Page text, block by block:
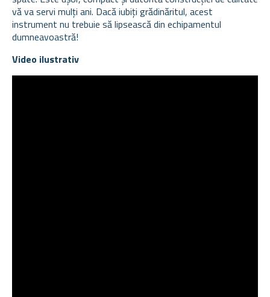
vă va servi mulți ani. Dacă iubiți grădinăritul, acest
instrument nu trebuie să lipsească din echipamentul
dumneavoastră!
Video ilustrativ